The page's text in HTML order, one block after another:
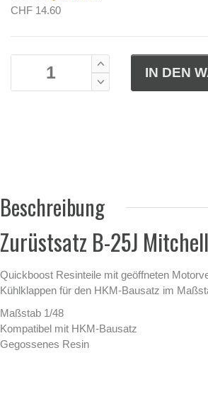
CHF 14.60
Beschreibung
Zurüstsatz B-25J
Quickboost Resinteile mit geöffneten
Kühlklappen für den HKM-Bausatz im
Maßstab 1/48
Kompatibel mit HKM-Bausatz
Gegossenes Resin